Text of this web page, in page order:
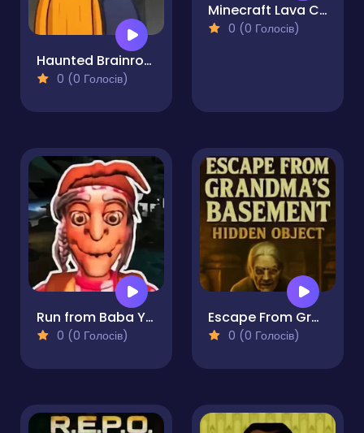
Haunted Brainrot 3D
0 (0 Голосів)
Minecraft Lava Chicken Difference
0 (0 Голосів)
Run from Baba Yaga
0 (0 Голосів)
Escape From Grandma's Basement - Hidden Object
0 (0 Голосів)